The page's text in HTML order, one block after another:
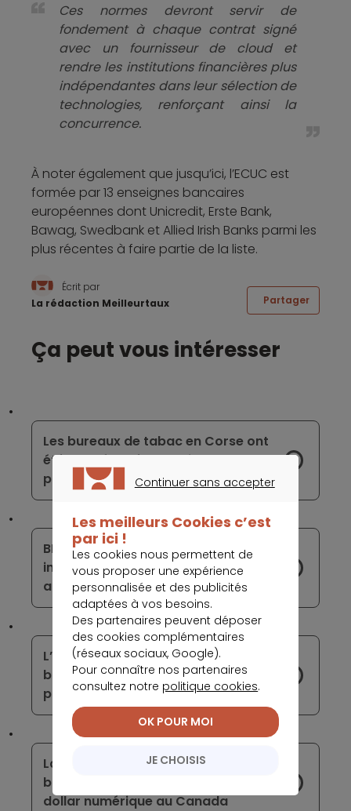
Ces normes devront servir de
fondement à chaque contrat signé
avec un fournisseur de cloud et
rendre les institutions financières plus
indépendantes dans leur sélection de
technologies, renforçant ainsi la
concurrence.
À noter également que jusqu’ici, l’ECUC est
formée par 13 enseignes bancaires
européennes dont Unicredit, Erste Bank,
Bawag, Swedbank et Allied Irish Banks parmi les
plus récentes à faire partie de la liste.
Écrit par
La rédaction Meilleurtaux
Partager
Ça peut vous intéresser
Les bureaux de tabac en Corse ont
été transformés en point de vente
pour Nickel
BNP Paribas a décidé de ne plus
investir dans le commerce de pétrole
amazonien
L’attrition du parc d’agences
bancaires en France est un
phénomène vieux de deux décennies
La pandémie a fait pencher la
balance en faveur de l’adoption du
dollar numérique au Canada
Continuer sans accepter
Les meilleurs Cookies c’est
par ici !
Les cookies nous permettent de
vous proposer une expérience
personnalisée et des publicités
adaptées à vos besoins.
Des partenaires peuvent déposer
des cookies complémentaires
(réseaux sociaux, Google).
Pour connaître nos partenaires
consultez notre politique cookies.
JE CHOISIS
OK POUR MOI